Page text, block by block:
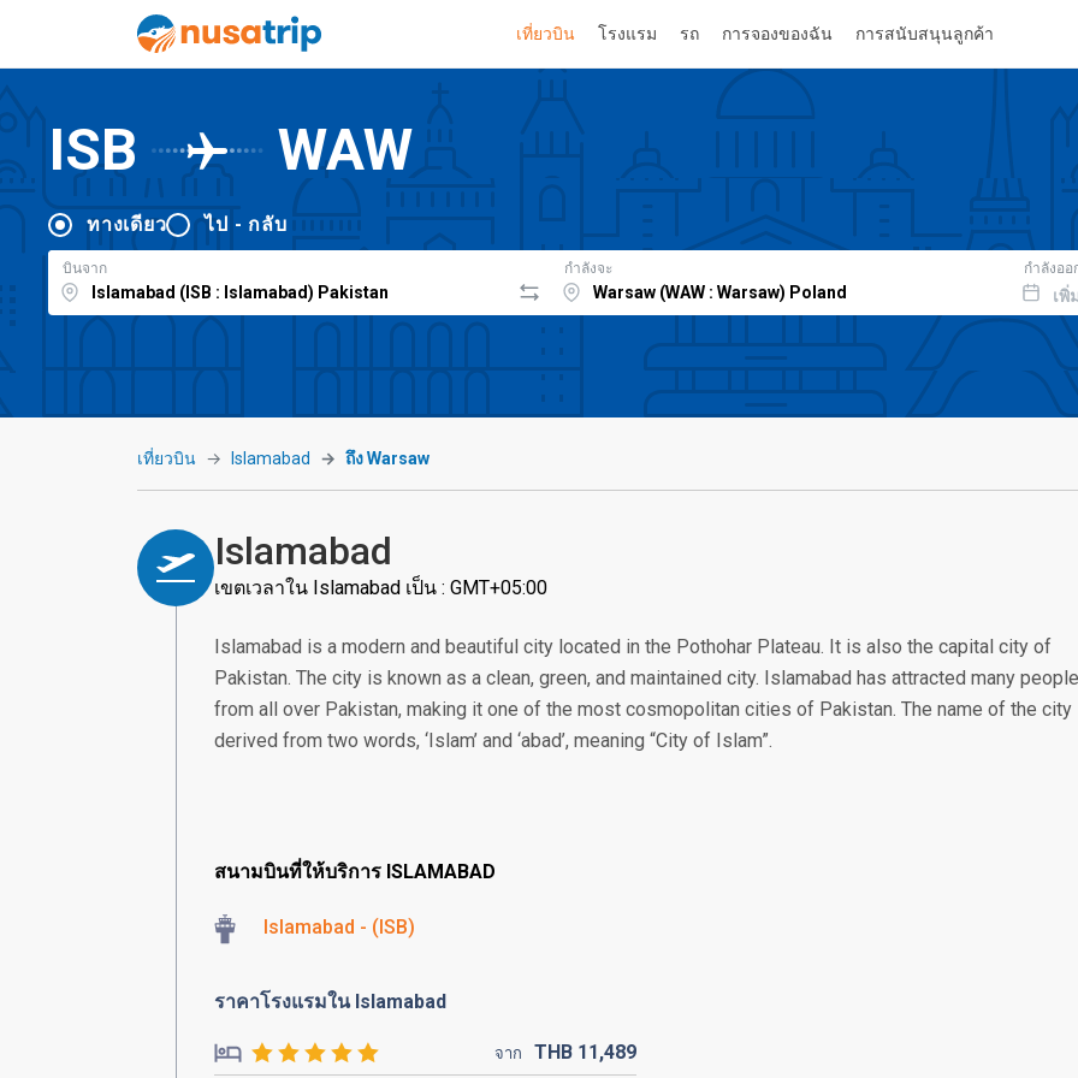
เที่ยวบิน โรงแรม รถ การจองของฉัน การสนับสนุนลูกค้า
ISB WAW
ทางเดียว ไป - กลับ
บินจาก กำลังจะ กำลังออ
เพิ่
เที่ยวบิน Islamabad ถึง Warsaw
Islamabad
เขตเวลาใน Islamabad เป็น : GMT+05:00
Islamabad is a modern and beautiful city located in the Pothohar Plateau. It is also the capital city of
Pakistan. The city is known as a clean, green, and maintained city. Islamabad has attracted many people
from all over Pakistan, making it one of the most cosmopolitan cities of Pakistan. The name of the city
derived from two words, ‘Islam’ and ‘abad’, meaning “City of Islam”.
สนามบินที่ให้บริการ ISLAMABAD
Islamabad - (ISB)
ราคาโรงแรมใน Islamabad
จาก THB 11,489